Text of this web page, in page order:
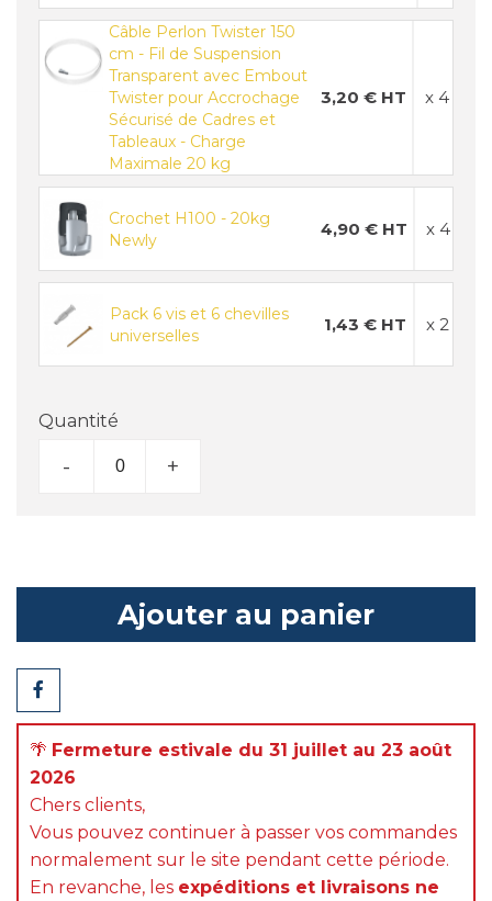
Câble Perlon Twister 150
cm - Fil de Suspension
Transparent avec Embout
Twister pour Accrochage
Sécurisé de Cadres et
Tableaux - Charge
Maximale 20 kg
3,20 € HT x 4
Crochet H100 - 20kg
Newly
4,90 € HT x 4
Pack 6 vis et 6 chevilles
universelles
1,43 € HT x 2
Quantité
- +
Ajouter au panier
Partager
🌴 Fermeture estivale du 31 juillet au 23 août
2026
Chers clients,
Vous pouvez continuer à passer vos commandes
normalement sur le site pendant cette période.
En revanche, les expéditions et livraisons ne